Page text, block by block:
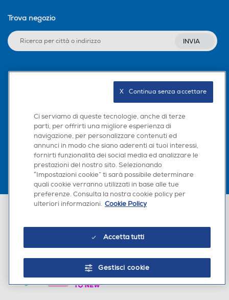
Trova negozio
INVIA
Scarica la nostra app
Euronics Italia SpA. Sede legale Via Montefeltro, 6/a 20156 Milano
Ci serviamo di queste tecnologie, anche di terze
parti, per offrirti una migliore esperienza di
navigazione, per personalizzare contenuti ed
annunci in modo che siano aderenti ai tuoi interessi,
fornirti funzionalità dei social media ed analizzare le
prestazioni del nostro sito. Selezionando
“Impostazioni cookie” ti sarà possibile determinare
quali cookie verranno utilizzati in base alle tue
preferenze. Consulta la nostra cookie policy per
ulteriori informazioni. Cookie Policy
Accetta tutti
Gestisci cookie
X   Continua senza accettare